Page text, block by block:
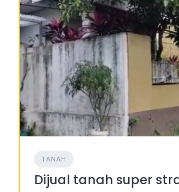
TANAH
Dijual tanah super